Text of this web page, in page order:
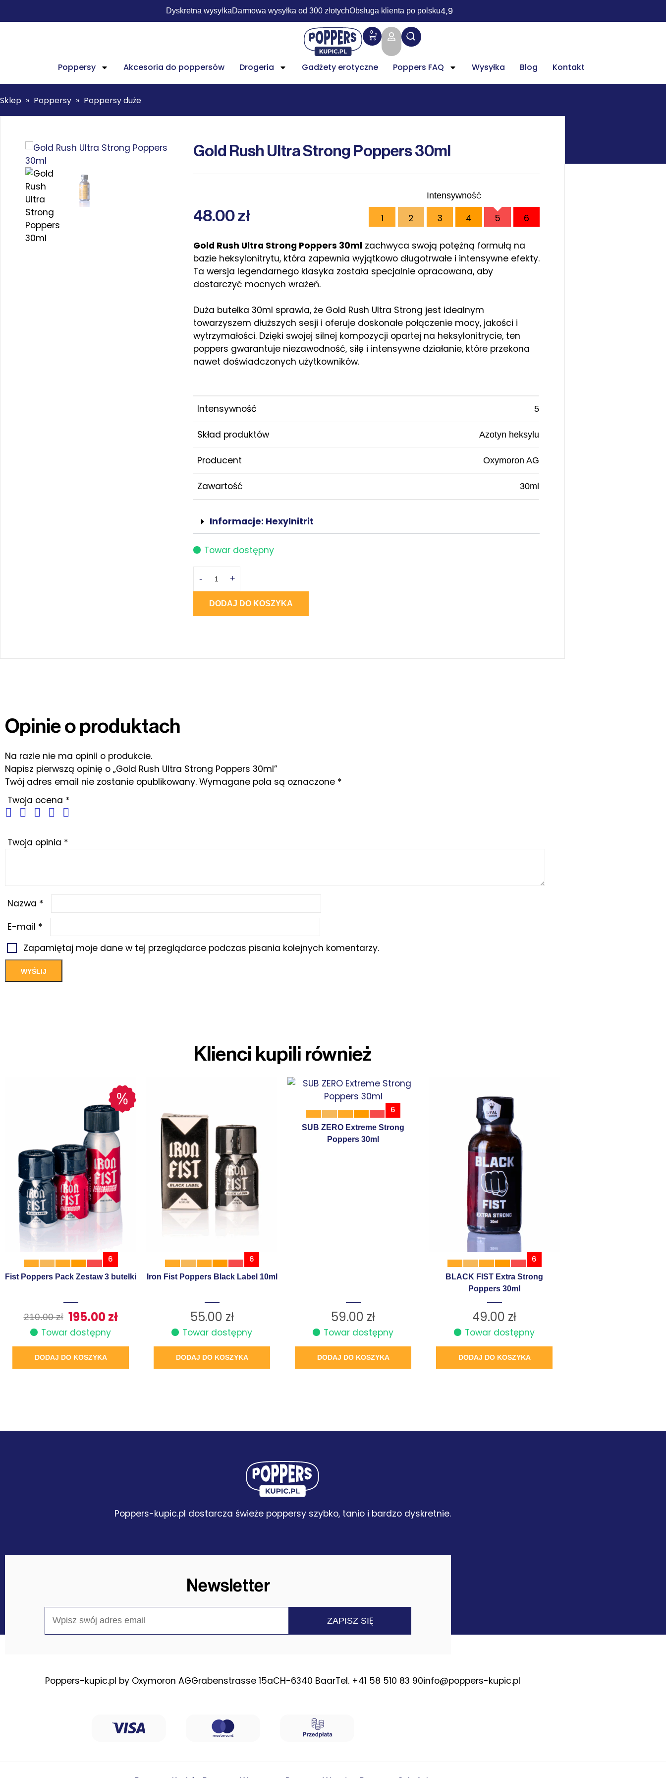
Dyskretna wysyłkaDarmowa wysyłka od 300 złotychObsługa klienta po polsku4,9
0
Poppersy Akcesoria do poppersów Drogeria Gadżety erotyczne Poppers FAQ Wysyłka Blog Kontakt
Sklep » Poppersy » Poppersy duże
Gold Rush Ultra Strong Poppers 30ml
48.00zł
Intensywność
1 2 3 4 5 6
Gold Rush Ultra Strong Poppers 30ml zachwyca swoją potężną formułą na
bazie heksylonitrytu, która zapewnia wyjątkowo długotrwałe i intensywne efekty.
Ta wersja legendarnego klasyka została specjalnie opracowana, aby
dostarczyć mocnych wrażeń.
Duża butelka 30ml sprawia, że Gold Rush Ultra Strong jest idealnym
towarzyszem dłuższych sesji i oferuje doskonałe połączenie mocy, jakości i
wytrzymałości. Dzięki swojej silnej kompozycji opartej na heksylonitrycie, ten
poppers gwarantuje niezawodność, siłę i intensywne działanie, które przekona
nawet doświadczonych użytkowników.
Intensywność 5
Skład produktów Azotyn heksylu
Producent Oxymoron AG
Zawartość 30ml
Informacje: Hexylnitrit
Towar dostępny
- +
DODAJ DO KOSZYKA
Opinie o produktach
Na razie nie ma opinii o produkcie.
Napisz pierwszą opinię o „Gold Rush Ultra Strong Poppers 30ml”
Twój adres email nie zostanie opublikowany. Wymagane pola są oznaczone *
Twoja ocena *
Twoja opinia *
Nazwa *
E-mail *
Zapamiętaj moje dane w tej przeglądarce podczas pisania kolejnych komentarzy.
Klienci kupili również
6
Fist Poppers Pack Zestaw 3 butelki
210.00zł 195.00zł
Towar dostępny
DODAJ DO KOSZYKA
6
Iron Fist Poppers Black Label 10ml
55.00 zł
Towar dostępny
DODAJ DO KOSZYKA
6
SUB ZERO Extreme Strong
Poppers 30ml
59.00 zł
Towar dostępny
DODAJ DO KOSZYKA
6
BLACK FIST Extra Strong
Poppers 30ml
49.00 zł
Towar dostępny
DODAJ DO KOSZYKA
Poppers-kupic.pl dostarcza świeże poppersy szybko, tanio i bardzo dyskretnie.
Newsletter
Poppers-kupic.pl by Oxymoron AGGrabenstrasse 15aCH-6340 BaarTel. +41 58 510 83 90info@poppers-kupic.pl